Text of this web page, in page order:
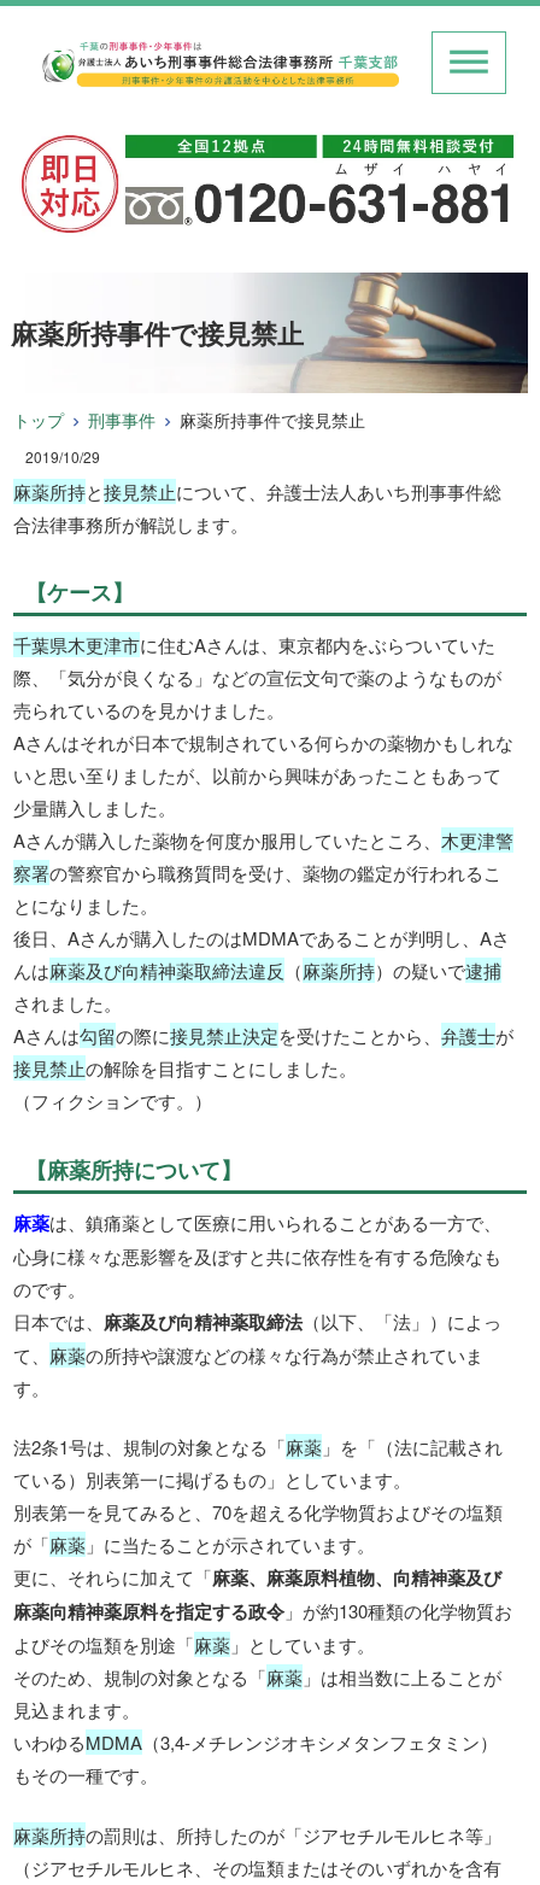
麻薬所持事件で接見禁止
トップ 刑事事件 麻薬所持事件で接見禁止
2019/10/29
麻薬所持と接見禁止について、弁護士法人あいち刑事事件総
合法律事務所が解説します。
【ケース】
千葉県木更津市に住むAさんは、東京都内をぶらついていた
際、「気分が良くなる」などの宣伝文句で薬のようなものが
売られているのを見かけました。
Aさんはそれが日本で規制されている何らかの薬物かもしれな
いと思い至りましたが、以前から興味があったこともあって
少量購入しました。
Aさんが購入した薬物を何度か服用していたところ、 木更津警
察署の警察官から職務質問を受け、薬物の鑑定が行われるこ
とになりました。
後日、Aさんが購入したのはMDMAであることが判明し、Aさ
んは麻薬及び向精神薬取締法違反 （麻薬所持）の疑いで逮捕
されました。
Aさんは勾留の際に接見禁止決定を受けたことから、弁護士が
接見禁止の解除を目指すことにしました。
（フィクションです。）
【麻薬所持について】
麻薬は、鎮痛薬として医療に用いられることがある一方で、
心身に様々な悪影響を及ぼすと共に依存性を有する危険なも
のです。
日本では、 麻薬及び向精神薬取締法（以下、「法」）によっ
て、 麻薬の所持や譲渡などの様々な行為が禁止されていま
す。
法2条1号は、規制の対象となる「麻薬 」を「（法に記載され
ている）別表第一に掲げるもの」としています。
別表第一を見てみると、70を超える化学物質およびその塩類
が「麻薬 」に当たることが示されています。
更に、それらに加えて「麻薬、麻薬原料植物、向精神薬及び
麻薬向精神薬原料を指定する政令 」が約130種類の化学物質お
よびその塩類を別途「麻薬 」としています。
そのため、規制の対象となる「麻薬 」は相当数に上ることが
見込まれます。
いわゆるMDMA （3,4-メチレンジオキシメタンフェタミン）
もその一種です。
麻薬所持の罰則は、所持したのが「ジアセチルモルヒネ等」
（ジアセチルモルヒネ、その塩類またはそのいずれかを含有